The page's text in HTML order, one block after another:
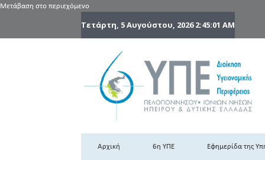
Μετάβαση στο περιεχόμενο
Τετάρτη, 5 Αυγούστου, 20262:45:02 AM
Αρχική 6η ΥΠΕ Εφημερίδα της